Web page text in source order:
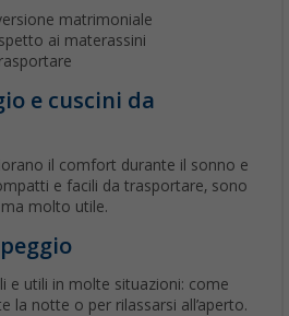
matrimoniale
ai materassini
e cuscini da
il comfort durante il sonno e
e facili da trasportare, sono
molto utile.
e utili in molte situazioni: come
la notte o per rilassarsi all’aperto.